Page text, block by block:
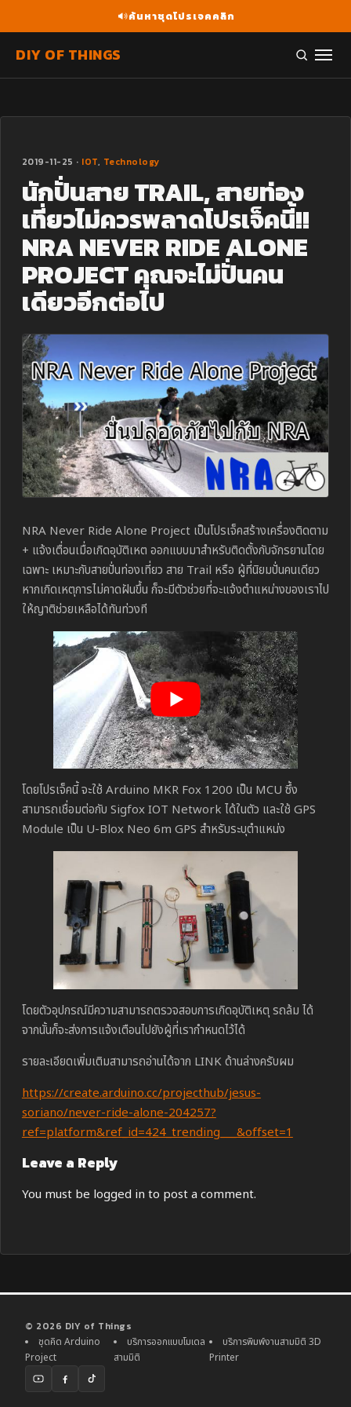
ค้นหาชุดโปรเจคคลิก
DIY OF THINGS
2019-11-25 · IOT, Technology
นักปั่นสาย TRAIL, สายท่อง
เที่ยวไม่ควรพลาดโปรเจ็คนี้!!
NRA NEVER RIDE ALONE
PROJECT คุณจะไม่ปั่นคน
เดียวอีกต่อไป
NRA Never Ride Alone Project เป็นโปรเจ็คสร้างเครื่องติดตาม
+ แจ้งเตื่อนเมื่อเกิดอุบัติเหต ออกแบบมาสำหรับติดตั้งกับจักรยานโดย
เฉพาะ เหมาะกับสายปั่นท่องเที่ยว สาย Trail หรือ ผู้ที่นิยมปั่นคนเดียว
หากเกิดเหตุการไม่คาดฝันขึ้น ก็จะมีตัวช่วยที่จะแจ้งตำแหน่างของเราไป
ให้ญาติช่วยเหลือได้ทันท่วงที
โดยโปรเจ็คนี้ จะใช้ Arduino MKR Fox 1200 เป็น MCU ซึ้ง
สามารถเชื่อมต่อกับ Sigfox IOT Network ได้ในตัว และใช้ GPS
Module เป็น U-Blox Neo 6m GPS สำหรับระบุตำแหน่ง
โดยตัวอุปกรณ์มีความสามารถตรวจสอบการเกิดอุบัติเหตุ รถล้ม ได้
จากนั้นก็จะส่งการแจ้งเตือนไปยังผู้ที่เรากำหนดไว้ได้
รายละเอียดเพิ่มเติมสามารถอ่านได้จาก LINK ด้านล่างครับผม
https://create.arduino.cc/projecthub/jesus-
soriano/never-ride-alone-204257?
ref=platform&ref_id=424_trending___&offset=1
Leave a Reply
You must be logged in to post a comment.
© 2026 DIY of Things
ชุดคิด Arduino
Project
บริการออกแบบโมเดล
สามมิติ
บริการพิมพ์งานสามมิติ 3D
Printer
YouTubeFacebook
TikTok